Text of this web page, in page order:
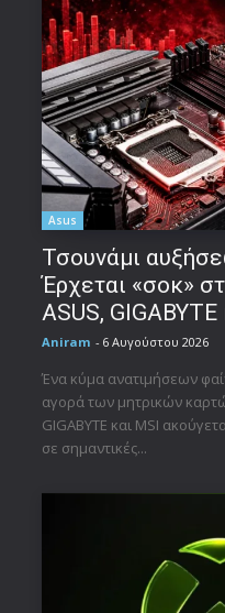
Asus
Τσουνάμι
Έρχεται «σοκ»
ASUS, GIGABYTE
Aniram - 6 Αυγούστου 2026
Ένα κύμα ανατιμήσεων
αγορά των μητρικών
GIGABYTE και MSI
σε σημαντικές...